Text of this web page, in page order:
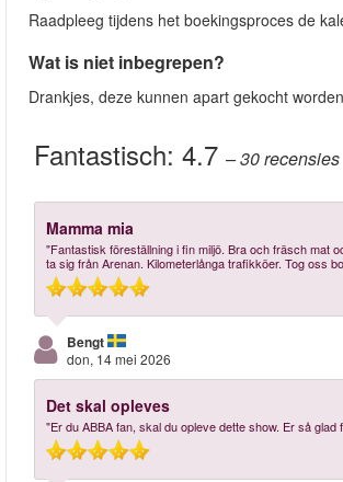
Raadpleeg tijdens het boekingsproces de
Wat is niet inbegrepen?
Drankjes, deze kunnen apart gekocht
Fantastisch: 4.7 – 30recensies
Mamma mia
"Fantastisk föreställning i fin miljö. Bra och fräsch mat
ta sig från Arenan. Kilometerlånga trafikköer. Tog oss
Bengt
don, 14 mei 2026
Det skal opleves
"Er du ABBA fan, skal du opleve dette show. Er så